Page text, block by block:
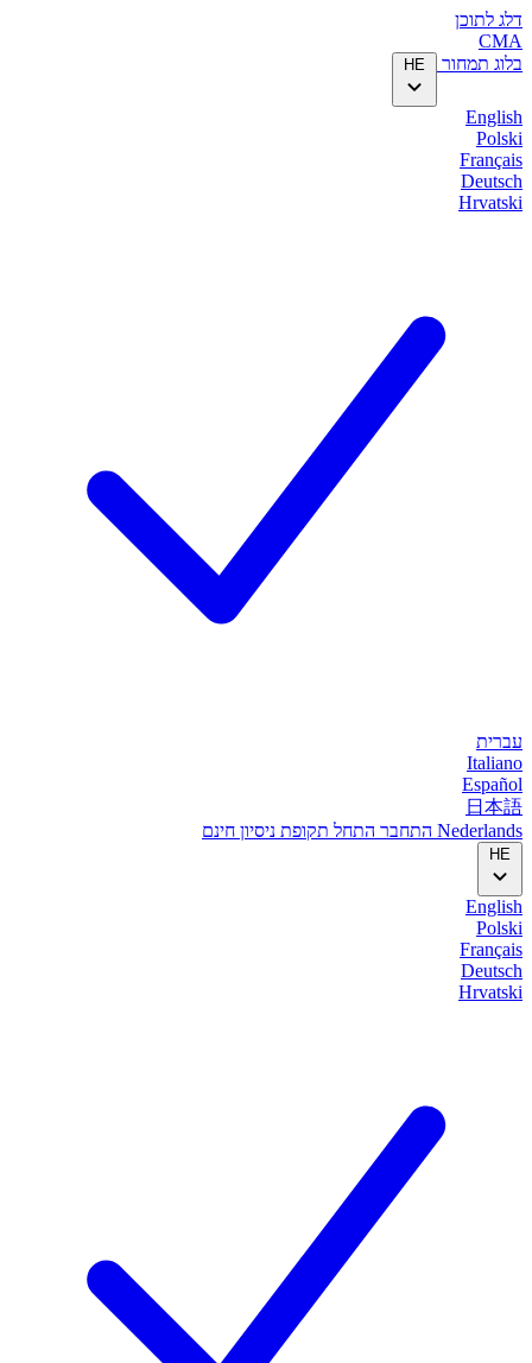
דלג לתוכן
CMA
בלוג תמחור HE
English
Polski
Français
Deutsch
Hrvatski
עברית
Italiano
Español
日本語
Nederlands התחבר התחל תקופת ניסיון חינם
HE
English
Polski
Français
Deutsch
Hrvatski